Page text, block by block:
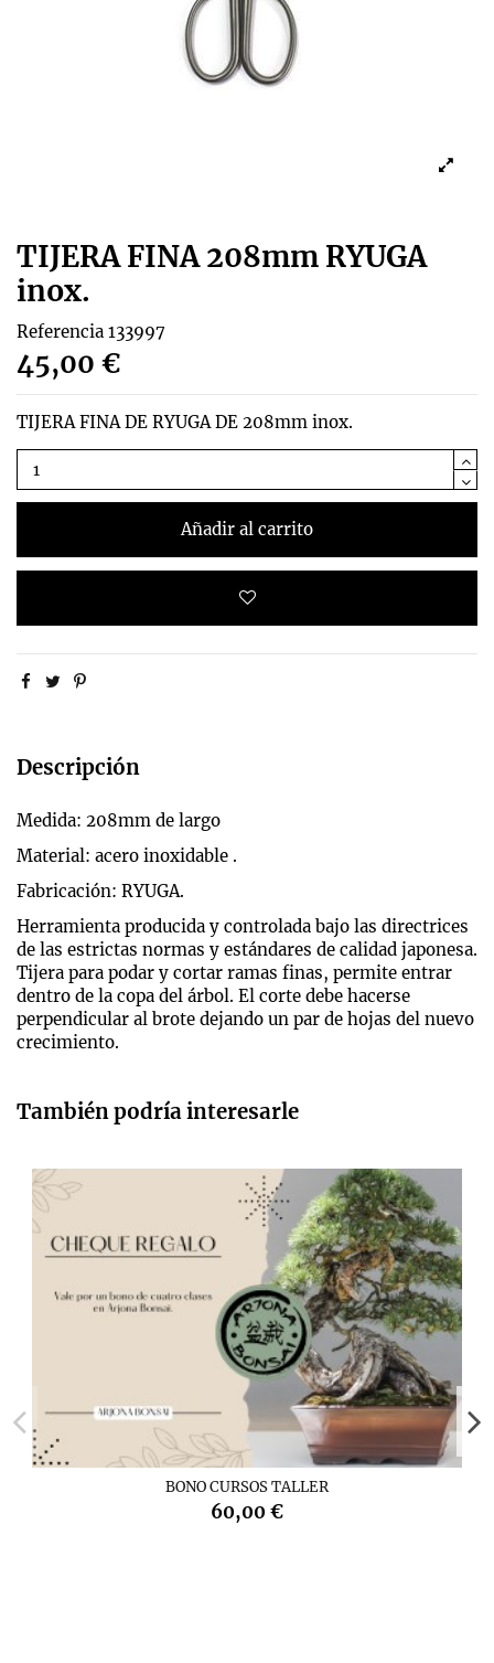
TIJERA FINA 208mm RYUGA
inox.
Referencia 133997
45,00 €
TIJERA FINA DE RYUGA DE 208mm inox.
Añadir al carrito
Descripción
Medida: 208mm de largo
Material: acero inoxidable .
Fabricación: RYUGA.
Herramienta producida y controlada bajo las directrices
de las estrictas normas y estándares de calidad japonesa.
Tijera para podar y cortar ramas finas, permite entrar
dentro de la copa del árbol. El corte debe hacerse
perpendicular al brote dejando un par de hojas del nuevo
crecimiento.
También podría interesarle
BONO CURSOS TALLER
60,00 €